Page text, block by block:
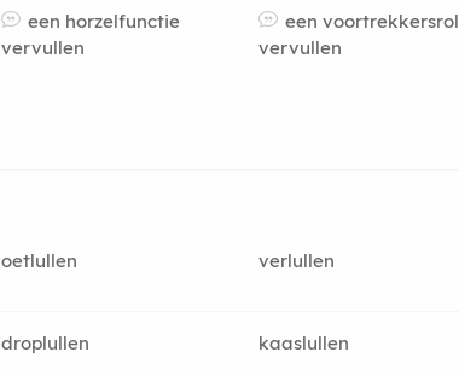
een horzelfunctie
vervullen
een voortrekkersrol
vervullen
oetlullen verlullen
droplullen
kaaslullen